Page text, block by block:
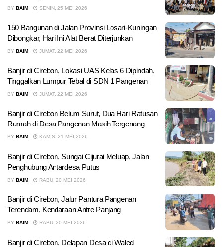
BY BAIM SENIN, 25 MEI 2026
150 Bangunan di Jalan Provinsi Losari-Kuningan
Dibongkar, Hari Ini Alat Berat Diterjunkan
BY BAIM JUMAT, 22 MEI 2026
Banjir di Cirebon, Lokasi UAS Kelas 6 Dipindah,
Tinggalkan Lumpur Tebal di SDN 1 Pangenan
BY BAIM JUMAT, 22 MEI 2026
Banjir di Cirebon Belum Surut, Dua Hari Ratusan
Rumah di Desa Pangenan Masih Tergenang
BY BAIM KAMIS, 21 MEI 2026
Banjir di Cirebon, Sungai Cijurai Meluap, Jalan
Penghubung Antardesa Putus
BY BAIM RABU, 20 MEI 2026
Banjir di Cirebon, Jalur Pantura Pangenan
Terendam, Kendaraan Antre Panjang
BY BAIM RABU, 20 MEI 2026
Banjir di Cirebon, Delapan Desa di Waled